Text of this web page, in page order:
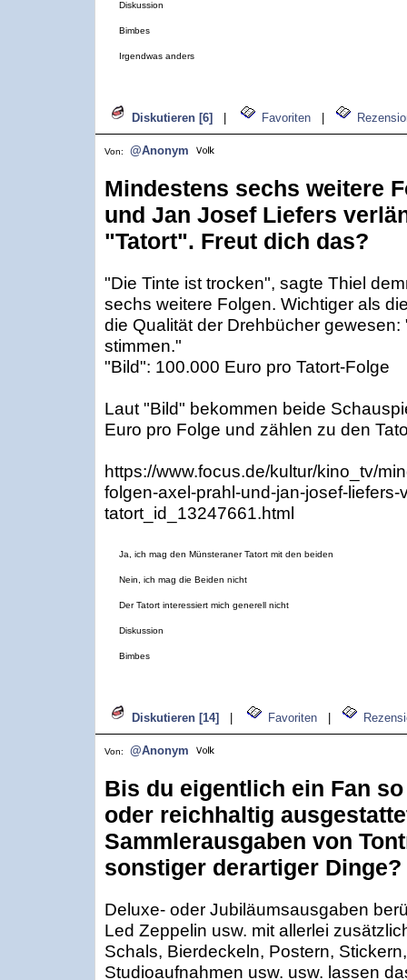
Diskussion
Bimbes
Irgendwas anders
Diskutieren [6] Favoriten
Von: @Anonym
Mindestens sechs weitere
und Jan Josef Liefers
"Tatort". Freut dich das?
"Die Tinte ist trocken", sagte Thiel
sechs weitere Folgen. Wichtiger als
die Qualität der Drehbücher
stimmen."
"Bild": 100.000 Euro pro Tatort-Folge
Laut "Bild" bekommen beide
Euro pro Folge und zählen zu den
https://www.focus.de/kultur/kino_tv/
folgen-axel-prahl-und-jan-josef-
tatort_id_13247661.html
Ja, ich mag den Münsteraner Tatort mit den beiden
Nein, ich mag die Beiden nicht
Der Tatort interessiert mich generell nicht
Diskussion
Bimbes
Diskutieren [14] Favoriten
Von: @Anonym
Bis du eigentlich ein Fan
oder reichhaltig
Sammlerausgaben von
sonstiger derartiger Dinge?
Deluxe- oder Jubiläumsausgaben
Led Zeppelin usw. mit allerlei
Schals, Bierdeckeln, Postern,
Studioaufnahmen usw. usw. lassen